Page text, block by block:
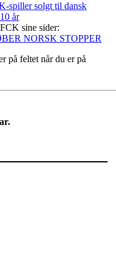
spiller solgt til dansk
år
sine sider:
NORSK STOPPER
på feltet når du er på